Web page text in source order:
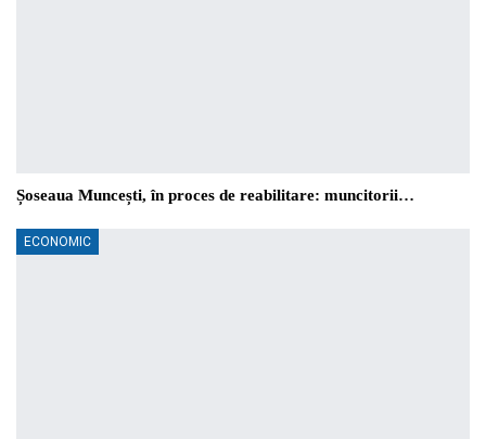
Șoseaua Muncești, în proces de reabilitare: muncitorii…
ECONOMIC